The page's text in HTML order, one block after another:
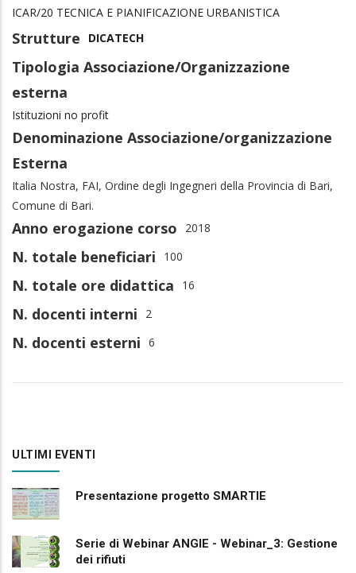
ICAR/20 TECNICA E PIANIFICAZIONE URBANISTICA
Strutture DICATECH
Tipologia Associazione/Organizzazione
esterna
Istituzioni no profit
Denominazione Associazione/organizzazione
Esterna
Italia Nostra, FAI, Ordine degli Ingegneri della Provincia di Bari,
Comune di Bari.
Anno erogazione corso 2018
N. totale beneficiari 100
N. totale ore didattica 16
N. docenti interni 2
N. docenti esterni 6
ULTIMI EVENTI
Presentazione progetto SMARTIE
Serie di Webinar ANGIE - Webinar_3: Gestione
dei rifiuti